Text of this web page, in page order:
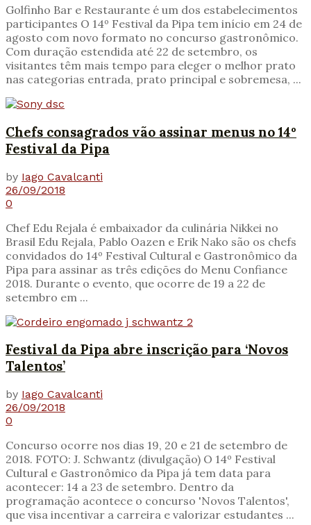
Golfinho Bar e Restaurante é um dos estabelecimentos
participantes O 14º Festival da Pipa tem início em 24 de
agosto com novo formato no concurso gastronômico.
Com duração estendida até 22 de setembro, os
visitantes têm mais tempo para eleger o melhor prato
nas categorias entrada, prato principal e sobremesa, ...
Chefs consagrados vão assinar menus no 14º
Festival da Pipa
by Iago Cavalcanti
26/09/2018
0
Chef Edu Rejala é embaixador da culinária Nikkei no
Brasil Edu Rejala, Pablo Oazen e Erik Nako são os chefs
convidados do 14º Festival Cultural e Gastronômico da
Pipa para assinar as três edições do Menu Confiance
2018. Durante o evento, que ocorre de 19 a 22 de
setembro em ...
Festival da Pipa abre inscrição para ‘Novos
Talentos’
by Iago Cavalcanti
26/09/2018
0
Concurso ocorre nos dias 19, 20 e 21 de setembro de
2018. FOTO: J. Schwantz (divulgação) O 14º Festival
Cultural e Gastronômico da Pipa já tem data para
acontecer: 14 a 23 de setembro. Dentro da
programação acontece o concurso 'Novos Talentos',
que visa incentivar a carreira e valorizar estudantes ...